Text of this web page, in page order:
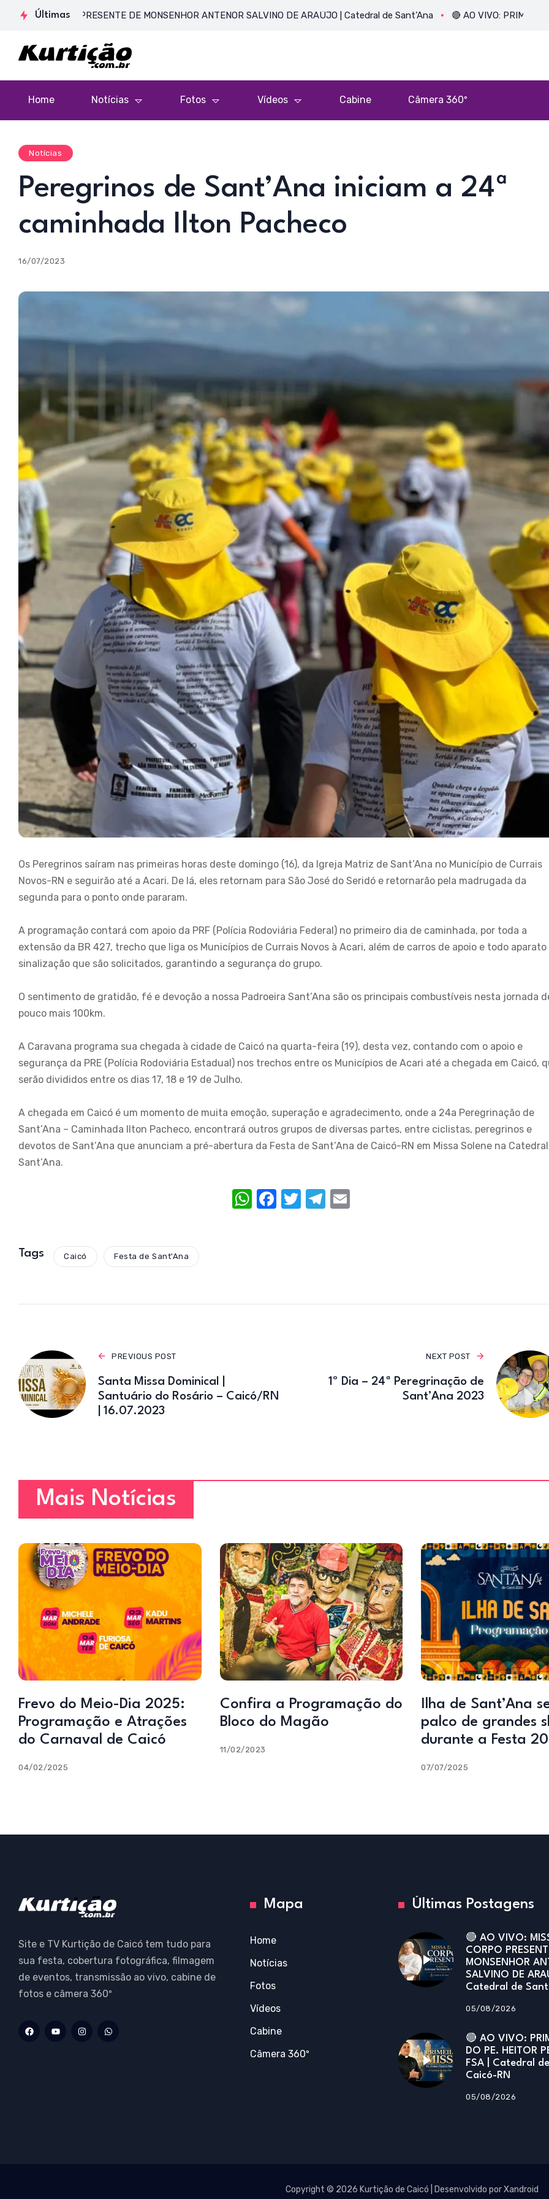
Últimas
CORPO PRESENTE DE MONSENHOR ANTENOR SALVINO DE ARAÚJO | Catedral de Sant’Ana 🔴 AO VIVO: PRIMEIRA MISSA
Home Notícias Fotos Vídeos Cabine Câmera 360º
Notícias
Peregrinos de Sant’Ana iniciam a 24ª
caminhada Ilton Pacheco
16/07/2023
Os Peregrinos saíram nas primeiras horas deste domingo (16), da Igreja Matriz de Sant’Ana no Município de Currais
Novos-RN e seguirão até a Acari. De lá, eles retornam para São José do Seridó e retornarão pela madrugada da
segunda para o ponto onde pararam.
A programação contará com apoio da PRF (Polícia Rodoviária Federal) no primeiro dia de caminhada, por toda a
extensão da BR 427, trecho que liga os Municípios de Currais Novos à Acari, além de carros de apoio e todo aparato
sinalização que são solicitados, garantindo a segurança do grupo.
O sentimento de gratidão, fé e devoção a nossa Padroeira Sant’Ana são os principais combustíveis nesta jornada
pouco mais 100km.
A Caravana programa sua chegada à cidade de Caicó na quarta-feira (19), desta vez, contando com o apoio e
segurança da PRE (Polícia Rodoviária Estadual) nos trechos entre os Municípios de Acari até a chegada em Caicó,
serão divididos entre os dias 17, 18 e 19 de Julho.
A chegada em Caicó é um momento de muita emoção, superação e agradecimento, onde a 24a Peregrinação de
Sant’Ana – Caminhada Ilton Pacheco, encontrará outros grupos de diversas partes, entre ciclistas, peregrinos e
devotos de Sant’Ana que anunciam a pré-abertura da Festa de Sant’Ana de Caicó-RN em Missa Solene na
Sant’Ana.
W F T T
Tags Caicó Festa de Sant'Ana
PREVIOUS POST
Santa Missa Dominical |
Santuário do Rosário – Caicó/RN
| 16.07.2023
NEXT POST
1º Dia – 24ª Peregrinação de
Sant’Ana 2023
Mais Notícias
Frevo do Meio-Dia 2025:
Programação e Atrações
do Carnaval de Caicó
04/02/2025
Confira a Programação do
Bloco do Magão
11/02/2023
Ilha de Sant’Ana
palco de grandes
durante a Festa
07/07/2025
Site e TV Kurtição de Caicó tem tudo para
sua festa, cobertura fotográfica, filmagem
de eventos, transmissão ao vivo, cabine de
fotos e câmera 360º
Mapa
Home
Notícias
Fotos
Vídeos
Cabine
Câmera 360º
Últimas Postagens
🔴 AO VIVO:
CORPO
MONSENHOR
SALVINO DE
Catedral de
05/08/2026
🔴 AO VIVO:
DO PE. HEITOR
FSA | Catedral
Caicó-RN
05/08/2026
Copyright © 2026 Kurtição de Caicó | Desenvolvido por Xandroid